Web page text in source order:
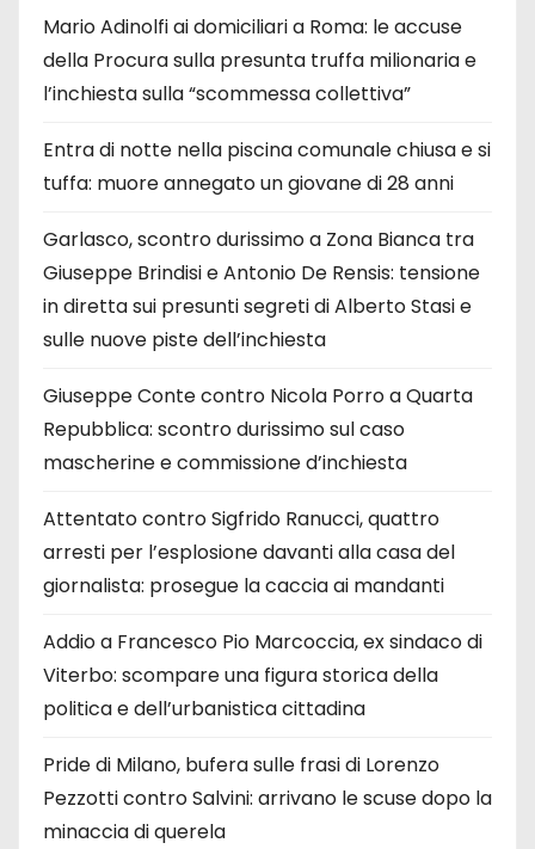
Mario Adinolfi ai domiciliari a Roma: le accuse
della Procura sulla presunta truffa milionaria e
l’inchiesta sulla “scommessa collettiva”
Entra di notte nella piscina comunale chiusa e si
tuffa: muore annegato un giovane di 28 anni
Garlasco, scontro durissimo a Zona Bianca tra
Giuseppe Brindisi e Antonio De Rensis: tensione
in diretta sui presunti segreti di Alberto Stasi e
sulle nuove piste dell’inchiesta
Giuseppe Conte contro Nicola Porro a Quarta
Repubblica: scontro durissimo sul caso
mascherine e commissione d’inchiesta
Attentato contro Sigfrido Ranucci, quattro
arresti per l’esplosione davanti alla casa del
giornalista: prosegue la caccia ai mandanti
Addio a Francesco Pio Marcoccia, ex sindaco di
Viterbo: scompare una figura storica della
politica e dell’urbanistica cittadina
Pride di Milano, bufera sulle frasi di Lorenzo
Pezzotti contro Salvini: arrivano le scuse dopo la
minaccia di querela